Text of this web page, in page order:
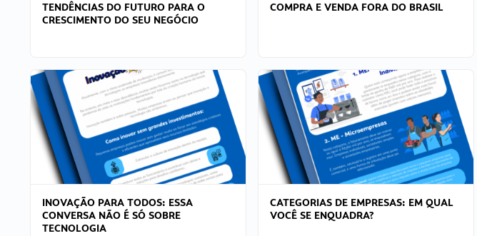
TENDÊNCIAS DO FUTURO PARA O
CRESCIMENTO DO SEU NEGÓCIO
COMPRA E VENDA FORA DO BRASIL
INOVAÇÃO PARA TODOS: ESSA
CONVERSA NÃO É SÓ SOBRE
TECNOLOGIA
CATEGORIAS DE EMPRESAS: EM QUAL
VOCÊ SE ENQUADRA?